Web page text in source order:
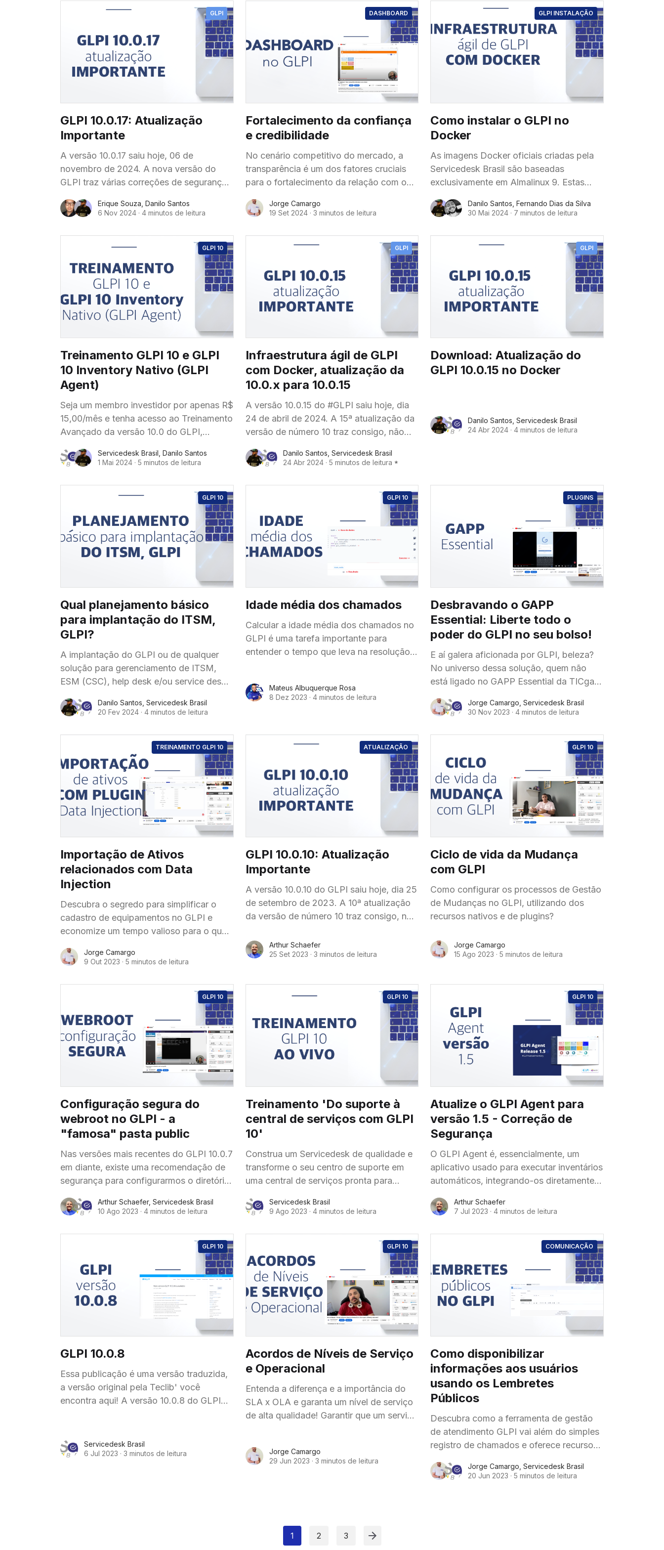
GLPI
GLPI 10.0.17: Atualização
Importante
A versão 10.0.17 saiu hoje, 06 de
novembro de 2024. A nova versão do
GLPI traz várias correções de segurança
temos uma de risco crítico, além de bugs.
Erique Souza Danilo Santos
6 Nov 2024 · 4 minutos de leitura
DASHBOARD
Fortalecimento da confiança
e credibilidade
No cenário competitivo do mercado, a
transparência é um dos fatores cruciais
para o fortalecimento da relação com o
indicadores de desempenho não
Jorge Camargo
19 Set 2024 · 3 minutos de leitura
GLPI INSTALAÇÃO
Como instalar o GLPI no
Docker
As imagens Docker oficiais criadas pela
Servicedesk Brasil são baseadas
exclusivamente em Almalinux 9. Estas
do GLPI. glpi:10.0.15 e glpi:11.0-dev
Danilo Santos ,Fernando Dias da Silva
30 Mai 2024 · 7 minutos de leitura
GLPI 10
Treinamento GLPI 10 e GLPI
10 Inventory Nativo (GLPI
Agent)
Seja um membro investidor por apenas R$
15,00/mês e tenha acesso ao Treinamento
Avançado da versão 10.0 do GLPI,
configurações e também o Inventário
Servicedesk Brasil Danilo Santos
1 Mai 2024 · 5 minutos de leitura
GLPI
Infraestrutura ágil de GLPI
com Docker, atualização da
10.0.x para 10.0.15
A versão 10.0.15 do #GLPI saiu hoje, dia
24 de abril de 2024. A 15ª atualização da
versão de número 10 traz consigo, não
duas correções de segurança
instância.
Danilo Santos Servicedesk Brasil
24 Abr 2024 · 5 minutos de leitura
GLPI
Download: Atualização do
GLPI 10.0.15 no Docker
Danilo Santos ,Servicedesk Brasil
24 Abr 2024 · 4 minutos de leitura
GLPI 10
Qual planejamento básico
para implantação do ITSM,
GLPI?
A implantação do GLPI ou de qualquer
solução para gerenciamento de ITSM,
ESM (CSC), help desk e/ou service desk,
garantir uma transição suave e
Danilo Santos Servicedesk Brasil
20 Fev 2024 · 4 minutos de leitura
GLPI 10
Idade média dos chamados
Calcular a idade média dos chamados no
GLPI é uma tarefa importante para
entender o tempo que leva na resolução
Mateus Albuquerque Rosa
8 Dez 2023 · 4 minutos de leitura
PLUGINS
Desbravando o GAPP
Essential: Liberte todo o
poder do GLPI no seu bolso!
E aí galera aficionada por GLPI, beleza?
No universo dessa solução, quem não
está ligado no GAPP Essential da TICgal,
esse plugin
Jorge Camargo ,Servicedesk Brasil
30 Nov 2023 · 4 minutos de leitura
TREINAMENTO GLPI 10
Importação de Ativos
relacionados com Data
Injection
Descubra o segredo para simplificar o
cadastro de equipamentos no GLPI e
economize um tempo valioso para o que
entediante pode ser o processo
Jorge Camargo
9 Out 2023 · 5 minutos de leitura
ATUALIZAÇÃO
GLPI 10.0.10: Atualização
Importante
A versão 10.0.10 do GLPI saiu hoje, dia 25
de setembro de 2023. A 10ª atualização
da versão de número 10 traz consigo, não
Arthur Schaefer
25 Set 2023 · 3 minutos de leitura
GLPI 10
Ciclo de vida da Mudança
com GLPI
Como configurar os processos de Gestão
de Mudanças no GLPI, utilizando dos
recursos nativos e de plugins?
Jorge Camargo
15 Ago 2023 · 5 minutos de leitura
GLPI 10
Configuração segura do
webroot no GLPI - a
"famosa" pasta public
Nas versões mais recentes do GLPI 10.0.7
em diante, existe uma recomendação de
segurança para configurarmos o diretório
uma pasta public para "garantir que
acessados".
Arthur Schaefer, Servicedesk Brasil
10 Ago 2023 · 4 minutos de leitura
GLPI 10
Treinamento 'Do suporte à
central de serviços com GLPI
10'
Construa um Servicedesk de qualidade e
transforme o seu centro de suporte em
uma central de serviços pronta para
Servicedesk Brasil
9 Ago 2023 · 4 minutos de leitura
GLPI 10
Atualize o GLPI Agent para
versão 1.5 - Correção de
Segurança
O GLPI Agent é, essencialmente, um
aplicativo usado para executar inventários
automáticos, integrando-os diretamente
Mas não só se limitando a isso, o agente
Arthur Schaefer
7 Jul 2023 · 4 minutos de leitura
GLPI 10
GLPI 10.0.8
Essa publicação é uma versão traduzida,
a versão original pela Teclib' você
encontra aqui! A versão 10.0.8 do GLPI
Servicedesk Brasil
6 Jul 2023 · 3 minutos de leitura
GLPI 10
Acordos de Níveis de Serviço
e Operacional
Entenda a diferença e a importância do
SLA x OLA e garanta um nível de serviço
de alta qualidade! Garantir que um serviço
Jorge Camargo
29 Jun 2023 · 3 minutos de leitura
COMUNICAÇÃO
Como disponibilizar
informações aos usuários
usando os Lembretes
Públicos
Descubra como a ferramenta de gestão
de atendimento GLPI vai além do simples
registro de chamados e oferece recursos
e a gestão de diversos processos
Jorge Camargo ,Servicedesk Brasil
20 Jun 2023 · 5 minutos de leitura
1 2 3